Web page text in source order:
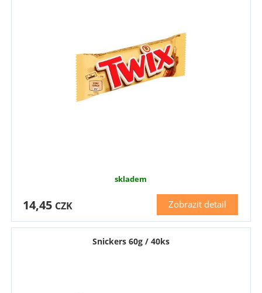
skladem
Zobrazit detail
14,45 CZK
Snickers 60g / 40ks